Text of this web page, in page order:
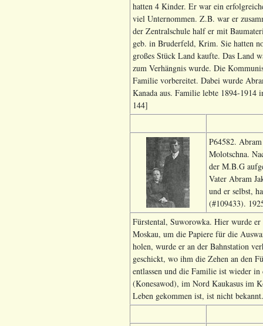
hatten 4 Kinder. Er war ein
viel Unternommen. Z.B. war er
der Zentralschule half er mit
geb. in Bruderfeld, Krim. Sie hatten
großes Stück Land kaufte. Das Land
zum Verhängnis wurde. Die
Familie vorbereitet. Dabei wurde
Kanada aus. Familie lebte 1894-
144]
P64582.
Molotschna.
der M.B.G
Vater Abram
und er selbst,
(#109433).
Fürstental, Suworowka. Hier wurde
Moskau, um die Papiere für die
holen, wurde er an der Bahnstation
geschickt, wo ihm die Zehen an den
entlassen und die Familie ist wieder
(Konesawod), im Nord Kaukasus im
Leben gekommen ist, ist nicht